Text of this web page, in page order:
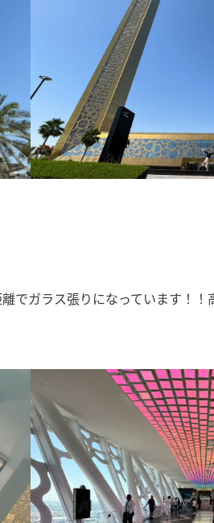
でガラス張りになっています！